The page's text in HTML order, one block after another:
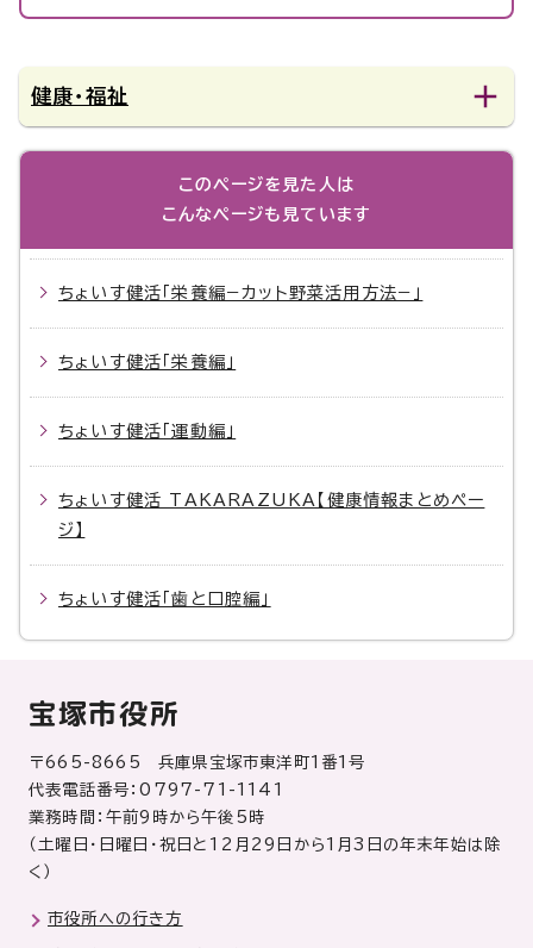
健康・福祉
このページを見た人は
こんなページも見ています
ちょいす健活「栄養編−カット野菜活用方法−」
ちょいす健活「栄養編」
ちょいす健活「運動編」
ちょいす健活 TAKARAZUKA【健康情報まとめペー
ジ】
ちょいす健活「歯と口腔編」
宝塚市役所
〒665-8665 兵庫県宝塚市東洋町1番1号
代表電話番号：0797-71-1141
業務時間：午前9時から午後5時
（土曜日・日曜日・祝日と12月29日から1月3日の年末年始は除
く）
市役所への行き方